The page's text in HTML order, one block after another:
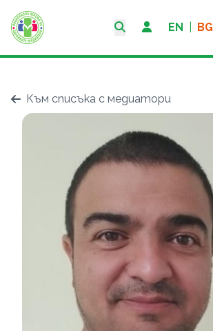
EN BG
Към списъка с медиатори